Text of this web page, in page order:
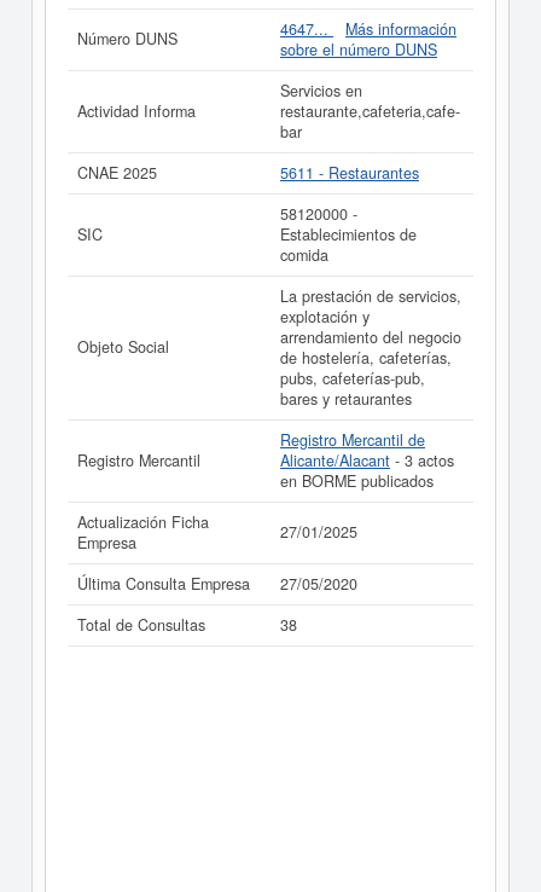
empresa puede realizarlo aquí mismo. Esta empresa
tiene un capital aproximado de 0 a 3.100 €. El Registro
Mercantil tiene registrada esta empresa en
Alicante/Alacant y el BORME ha publicado hasta ahora
3 actos.
Si está interesado en conocer más datos de la empresa
BARLOKO SL. puede
acceder inmediatamente a este
Informe ampliado
de BARLOKO SL. y consultar los
balances y cuentas de resultados disponibles.
La última actualización del informe de empresa se ha
realizado el 27/01/2025.
Número DUNS 4647...
Más información
sobre el número DUNS
Actividad Informa
Servicios en
restaurante,cafeteria,cafe-
bar
CNAE 2025
5611 - Restaurantes
SIC
58120000 -
Establecimientos de
comida
Objeto Social
La prestación de servicios,
explotación y
arrendamiento del negocio
de hostelería, cafeterías,
pubs, cafeterías-pub,
bares y retaurantes
Registro Mercantil
Registro Mercantil de
Alicante/Alacant - 3 actos
en BORME publicados
Actualización Ficha
Empresa
27/01/2025
Última Consulta Empresa
27/05/2020
Total de Consultas
38